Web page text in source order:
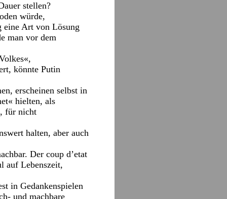
stellen?
würde,
eine Art von Lösung
man vor dem
könnte Putin
erscheinen selbst in
hielten, als
für nicht
halten, aber auch
Der coup d’etat
auf Lebenszeit,
in Gedankenspielen
und machbare